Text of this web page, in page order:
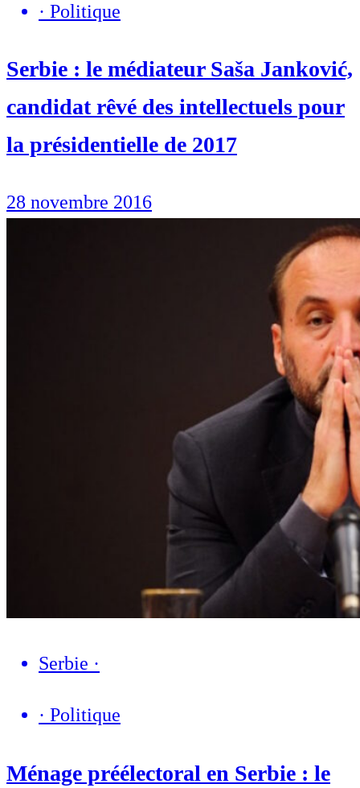
· Politique
Serbie : le médiateur Saša Janković,
candidat rêvé des intellectuels pour
la présidentielle de 2017
28 novembre 2016
Serbie ·
· Politique
Ménage préélectoral en Serbie : le